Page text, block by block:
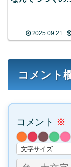
2025.09.21
コメント
コメント ※